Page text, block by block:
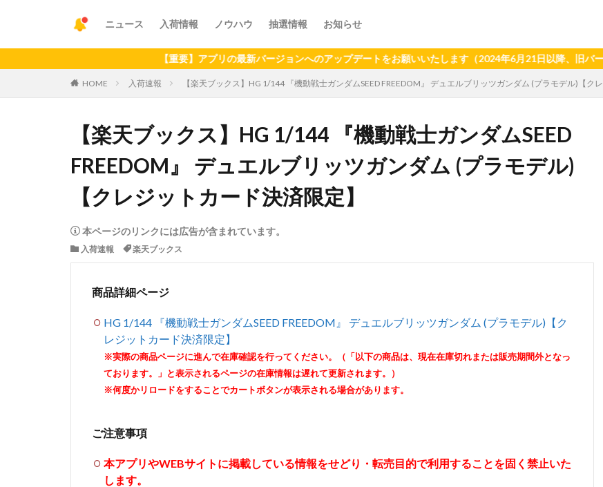
ニュース 入荷情報 ノウハウ 抽選情報 お知らせ
【重要】アプリの最新バージョンへのアップデートをお願いいたします（2024年6月21日以降、旧バージョン
HOME 入荷速報 【楽天ブックス】HG 1/144 『機動戦士ガンダムSEED FREEDOM』 デュエルブリッツガンダム (プラモデル)【ク
【楽天ブックス】HG 1/144 『機動戦士ガンダムSEED
FREEDOM』 デュエルブリッツガンダム (プラモデル)
【クレジットカード決済限定】
本ページのリンクには広告が含まれています。
入荷速報 楽天ブックス
商品詳細ページ
HG 1/144 『機動戦士ガンダムSEED FREEDOM』 デュエルブリッツガンダム (プラモデル)【ク
レジットカード決済限定】
※実際の商品ページに進んで在庫確認を行ってください。（「以下の商品は、現在在庫切れまたは販売期間外となっ
ております。」と表示されるページの在庫情報は遅れて更新されます。）
※何度かリロードをすることでカートボタンが表示される場合があります。
ご注意事項
本アプリやWEBサイトに掲載している情報をせどり・転売目的で利用することを固く禁止いた
します。